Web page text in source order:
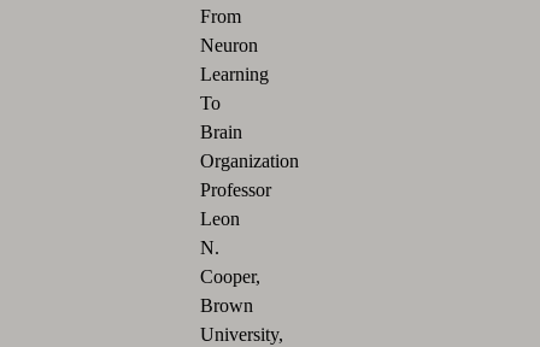
From
Neuron
Learning
To
Brain
Organization
Professor
Leon
N.
Cooper,
Brown
University,